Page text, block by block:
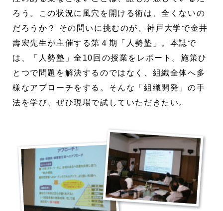
ろう。この状況に風穴を開ける術は、全くないの
だろうか？ その問いに挑むのが、神戸大学で金井
壽宏先生が主催する第４期「人勢塾」。本誌で
は、「人勢塾」全10回の授業をレポート。施策ひ
とつで問題を解決するのではなく、組織全体へ多
様なアプローチをする。そんな「組織開発」の手
法を学び、ぜひ現場で試していただきたい。